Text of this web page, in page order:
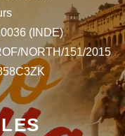
(INDE)
NORTH/151/2015